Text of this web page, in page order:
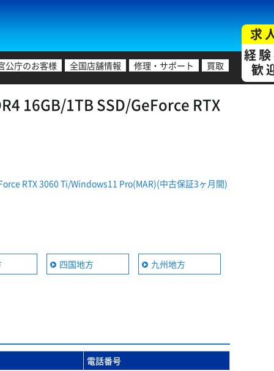
公庁のお客様 全国店舗情報 修理・サポート 買取
求
経
歓
16GB/1TB SSD/GeForce RTX
RTX 3060 Ti/Windows11 Pro(MAR)(中古保証3ヶ月間)
四国地方 九州地方
電話番号